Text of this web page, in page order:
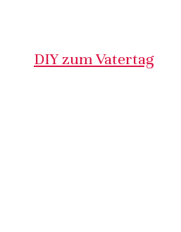
DIY zum Vatertag